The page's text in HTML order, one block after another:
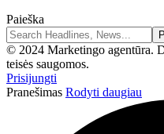
Paieška
© 2024 Marketingo agentūra.
teisės saugomos.
Prisijungti
Pranešimas Rodyti daugiau